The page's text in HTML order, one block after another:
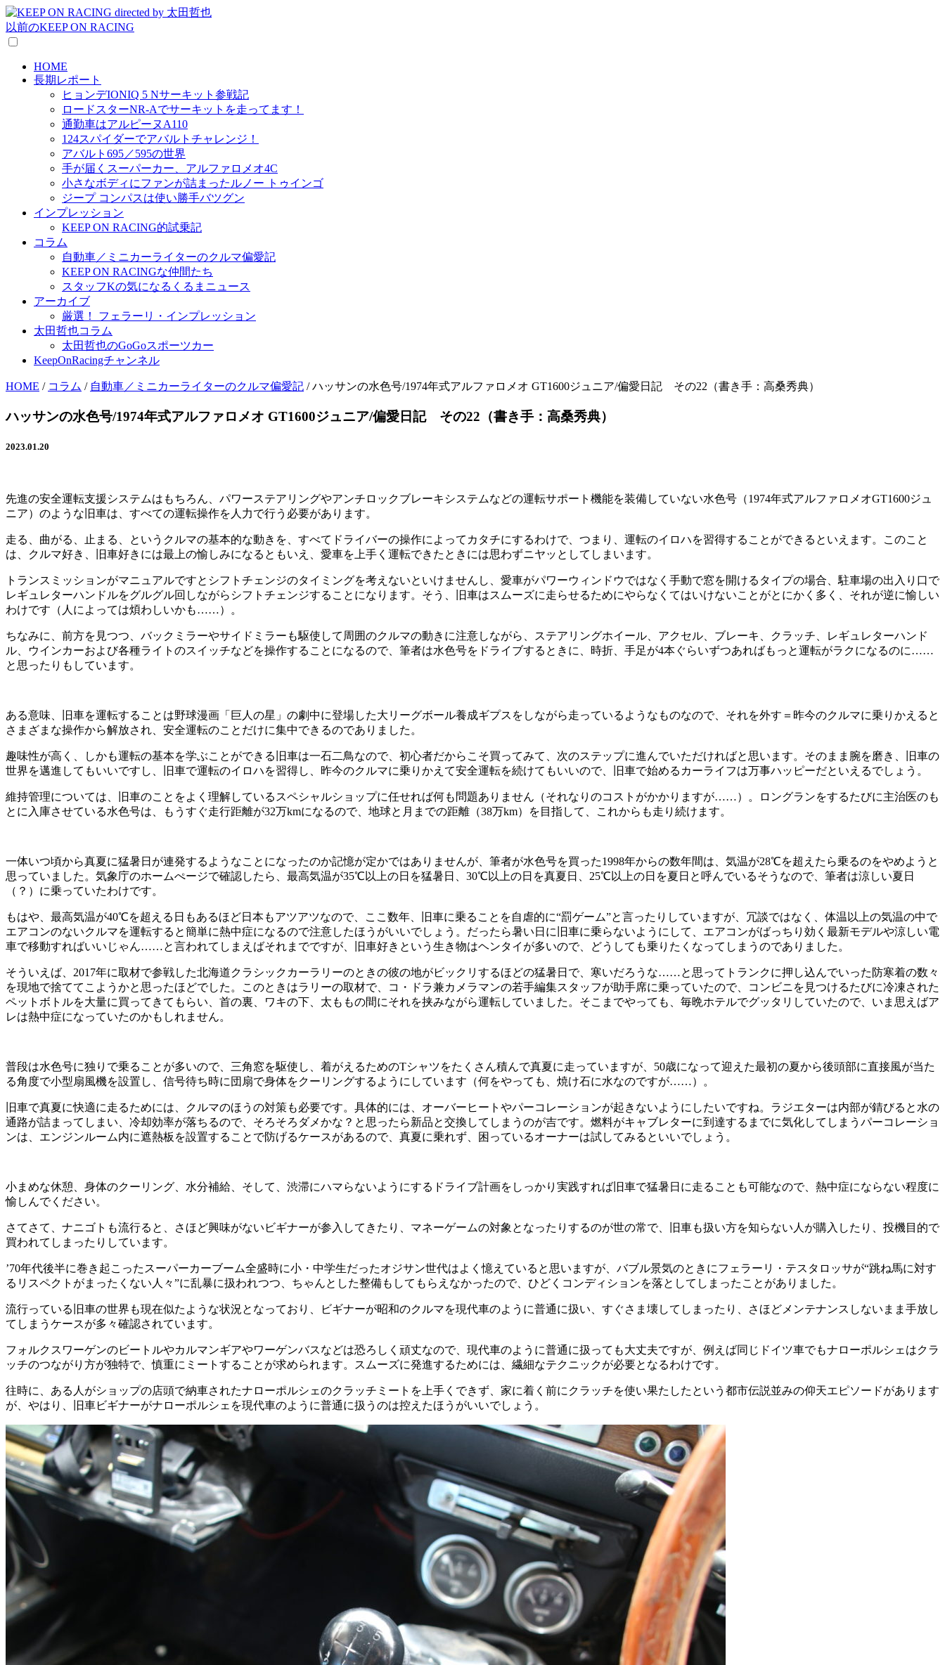
以前のKEEP ON RACING
HOME
長期レポート
ヒョンデIONIQ 5 Nサーキット参戦記
ロードスターNR-Aでサーキットを走ってます！
通勤車はアルピーヌA110
124スパイダーでアバルトチャレンジ！
アバルト695／595の世界
手が届くスーパーカー、アルファロメオ4C
小さなボディにファンが詰まったルノー トゥインゴ
ジープ コンパスは使い勝手バツグン
インプレッション
KEEP ON RACING的試乗記
コラム
自動車／ミニカーライターのクルマ偏愛記
KEEP ON RACINGな仲間たち
スタッフKの気になるくるまニュース
アーカイブ
厳選！ フェラーリ・インプレッション
太田哲也コラム
太田哲也のGoGoスポーツカー
KeepOnRacingチャンネル
HOME / コラム / 自動車／ミニカーライターのクルマ偏愛記 /ハッサンの水色号/1974年式アルファロメオ GT1600ジュニア/偏愛日記 その22（書き手：高桑秀典）
ハッサンの水色号/1974年式アルファロメオ GT1600ジュニア/偏愛日記 その22（書き手：高桑秀典）
2023.01.20
先進の安全運転支援システムはもちろん、パワーステアリングやアンチロックブレーキシステムなどの運転サポート機能を装備していない水色号（1974年式アルファロメオGT1600ジュ
ニア）のような旧車は、すべての運転操作を人力で行う必要があります。
走る、曲がる、止まる、というクルマの基本的な動きを、すべてドライバーの操作によってカタチにするわけで、つまり、運転のイロハを習得することができるといえます。このこと
は、クルマ好き、旧車好きには最上の愉しみになるともいえ、愛車を上手く運転できたときには思わずニヤッとしてしまいます。
トランスミッションがマニュアルですとシフトチェンジのタイミングを考えないといけませんし、愛車がパワーウィンドウではなく手動で窓を開けるタイプの場合、駐車場の出入り口で
レギュレターハンドルをグルグル回しながらシフトチェンジすることになります。そう、旧車はスムーズに走らせるためにやらなくてはいけないことがとにかく多く、それが逆に愉しい
わけです（人によっては煩わしいかも……）。
ちなみに、前方を見つつ、バックミラーやサイドミラーも駆使して周囲のクルマの動きに注意しながら、ステアリングホイール、アクセル、ブレーキ、クラッチ、レギュレターハンド
ル、ウインカーおよび各種ライトのスイッチなどを操作することになるので、筆者は水色号をドライブするときに、時折、手足が4本ぐらいずつあればもっと運転がラクになるのに……
と思ったりもしています。
ある意味、旧車を運転することは野球漫画「巨人の星」の劇中に登場した大リーグボール養成ギプスをしながら走っているようなものなので、それを外す＝昨今のクルマに乗りかえると
さまざまな操作から解放され、安全運転のことだけに集中できるのでありました。
趣味性が高く、しかも運転の基本を学ぶことができる旧車は一石二鳥なので、初心者だからこそ買ってみて、次のステップに進んでいただければと思います。そのまま腕を磨き、旧車の
世界を邁進してもいいですし、旧車で運転のイロハを習得し、昨今のクルマに乗りかえて安全運転を続けてもいいので、旧車で始めるカーライフは万事ハッピーだといえるでしょう。
維持管理については、旧車のことをよく理解しているスペシャルショップに任せれば何も問題ありません（それなりのコストがかかりますが……）。ロングランをするたびに主治医のも
とに入庫させている水色号は、もうすぐ走行距離が32万kmになるので、地球と月までの距離（38万km）を目指して、これからも走り続けます。
一体いつ頃から真夏に猛暑日が連発するようなことになったのか記憶が定かではありませんが、筆者が水色号を買った1998年からの数年間は、気温が28℃を超えたら乗るのをやめようと
思っていました。気象庁のホームぺージで確認したら、最高気温が35℃以上の日を猛暑日、30℃以上の日を真夏日、25℃以上の日を夏日と呼んでいるそうなので、筆者は涼しい夏日
（？）に乗っていたわけです。
もはや、最高気温が40℃を超える日もあるほど日本もアツアツなので、ここ数年、旧車に乗ることを自虐的に“罰ゲーム”と言ったりしていますが、冗談ではなく、体温以上の気温の中で
エアコンのないクルマを運転すると簡単に熱中症になるので注意したほうがいいでしょう。だったら暑い日に旧車に乗らないようにして、エアコンがばっちり効く最新モデルや涼しい電
車で移動すればいいじゃん……と言われてしまえばそれまでですが、旧車好きという生き物はヘンタイが多いので、どうしても乗りたくなってしまうのでありました。
そういえば、2017年に取材で参戦した北海道クラシックカーラリーのときの彼の地がビックリするほどの猛暑日で、寒いだろうな……と思ってトランクに押し込んでいった防寒着の数々
を現地で捨ててこようかと思ったほどでした。このときはラリーの取材で、コ・ドラ兼カメラマンの若手編集スタッフが助手席に乗っていたので、コンビニを見つけるたびに冷凍された
ペットボトルを大量に買ってきてもらい、首の裏、ワキの下、太ももの間にそれを挟みながら運転していました。そこまでやっても、毎晩ホテルでグッタリしていたので、いま思えばア
レは熱中症になっていたのかもしれません。
普段は水色号に独りで乗ることが多いので、三角窓を駆使し、着がえるためのTシャツをたくさん積んで真夏に走っていますが、50歳になって迎えた最初の夏から後頭部に直接風が当た
る角度で小型扇風機を設置し、信号待ち時に団扇で身体をクーリングするようにしています（何をやっても、焼け石に水なのですが……）。
旧車で真夏に快適に走るためには、クルマのほうの対策も必要です。具体的には、オーバーヒートやパーコレーションが起きないようにしたいですね。ラジエターは内部が錆びると水の
通路が詰まってしまい、冷却効率が落ちるので、そろそろダメかな？と思ったら新品と交換してしまうのが吉です。燃料がキャブレターに到達するまでに気化してしまうパーコレーショ
ンは、エンジンルーム内に遮熱板を設置することで防げるケースがあるので、真夏に乗れず、困っているオーナーは試してみるといいでしょう。
小まめな休憩、身体のクーリング、水分補給、そして、渋滞にハマらないようにするドライブ計画をしっかり実践すれば旧車で猛暑日に走ることも可能なので、熱中症にならない程度に
愉しんでください。
さてさて、ナニゴトも流行ると、さほど興味がないビギナーが参入してきたり、マネーゲームの対象となったりするのが世の常で、旧車も扱い方を知らない人が購入したり、投機目的で
買われてしまったりしています。
’70年代後半に巻き起こったスーパーカーブーム全盛時に小・中学生だったオジサン世代はよく憶えていると思いますが、バブル景気のときにフェラーリ・テスタロッサが“跳ね馬に対す
るリスペクトがまったくない人々”に乱暴に扱われつつ、ちゃんとした整備もしてもらえなかったので、ひどくコンディションを落としてしまったことがありました。
流行っている旧車の世界も現在似たような状況となっており、ビギナーが昭和のクルマを現代車のように普通に扱い、すぐさま壊してしまったり、さほどメンテナンスしないまま手放し
てしまうケースが多々確認されています。
フォルクスワーゲンのビートルやカルマンギアやワーゲンバスなどは恐ろしく頑丈なので、現代車のように普通に扱っても大丈夫ですが、例えば同じドイツ車でもナローポルシェはクラ
ッチのつながり方が独特で、慎重にミートすることが求められます。スムーズに発進するためには、繊細なテクニックが必要となるわけです。
往時に、ある人がショップの店頭で納車されたナローポルシェのクラッチミートを上手くできず、家に着く前にクラッチを使い果たしたという都市伝説並みの仰天エピソードがあります
が、やはり、旧車ビギナーがナローポルシェを現代車のように普通に扱うのは控えたほうがいいでしょう。